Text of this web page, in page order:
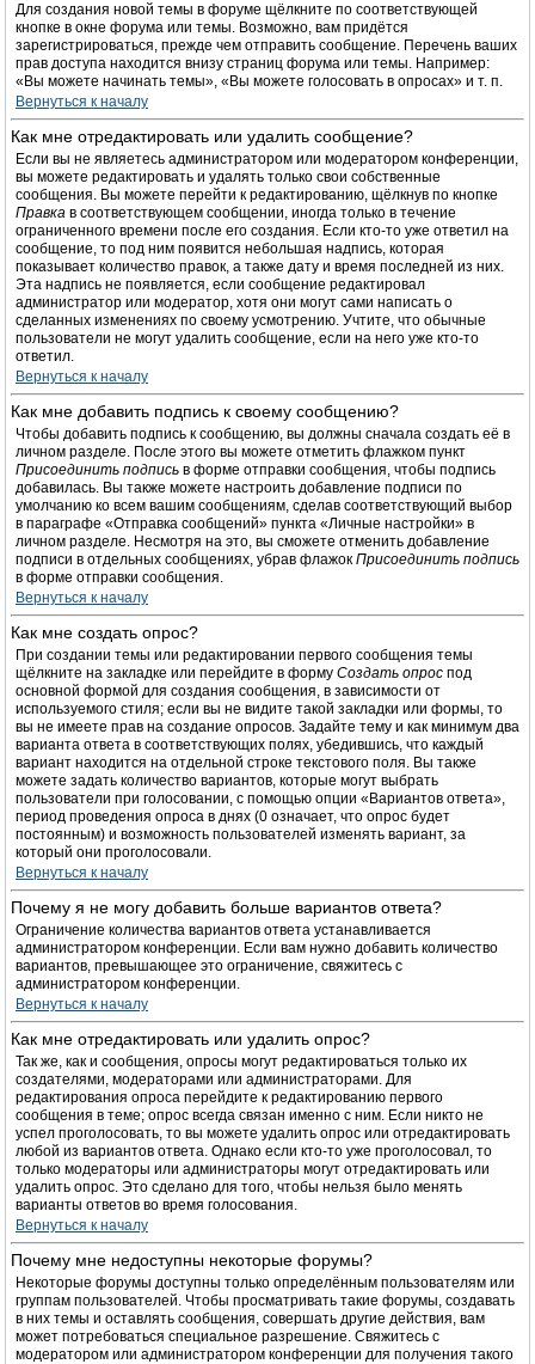
Для создания новой темы в форуме щёлкните по соответствующей
кнопке в окне форума или темы. Возможно, вам придётся
зарегистрироваться, прежде чем отправить сообщение. Перечень ваших
прав доступа находится внизу страниц форума или темы. Например:
«Вы можете начинать темы», «Вы можете голосовать в опросах» и т. п.
Вернуться к началу
Как мне отредактировать или удалить сообщение?
Если вы не являетесь администратором или модератором конференции,
вы можете редактировать и удалять только свои собственные
сообщения. Вы можете перейти к редактированию, щёлкнув по кнопке
Правка в соответствующем сообщении, иногда только в течение
ограниченного времени после его создания. Если кто-то уже ответил на
сообщение, то под ним появится небольшая надпись, которая
показывает количество правок, а также дату и время последней из них.
Эта надпись не появляется, если сообщение редактировал
администратор или модератор, хотя они могут сами написать о
сделанных изменениях по своему усмотрению. Учтите, что обычные
пользователи не могут удалить сообщение, если на него уже кто-то
ответил.
Вернуться к началу
Как мне добавить подпись к своему сообщению?
Чтобы добавить подпись к сообщению, вы должны сначала создать её в
личном разделе. После этого вы можете отметить флажком пункт
Присоединить подпись в форме отправки сообщения, чтобы подпись
добавилась. Вы также можете настроить добавление подписи по
умолчанию ко всем вашим сообщениям, сделав соответствующий выбор
в параграфе «Отправка сообщений» пункта «Личные настройки» в
личном разделе. Несмотря на это, вы сможете отменить добавление
подписи в отдельных сообщениях, убрав флажок Присоединить подпись
в форме отправки сообщения.
Вернуться к началу
Как мне создать опрос?
При создании темы или редактировании первого сообщения темы
щёлкните на закладке или перейдите в форму Создать опрос под
основной формой для создания сообщения, в зависимости от
используемого стиля; если вы не видите такой закладки или формы, то
вы не имеете прав на создание опросов. Задайте тему и как минимум два
варианта ответа в соответствующих полях, убедившись, что каждый
вариант находится на отдельной строке текстового поля. Вы также
можете задать количество вариантов, которые могут выбрать
пользователи при голосовании, с помощью опции «Вариантов ответа»,
период проведения опроса в днях (0 означает, что опрос будет
постоянным) и возможность пользователей изменять вариант, за
который они проголосовали.
Вернуться к началу
Почему я не могу добавить больше вариантов ответа?
Ограничение количества вариантов ответа устанавливается
администратором конференции. Если вам нужно добавить количество
вариантов, превышающее это ограничение, свяжитесь с
администратором конференции.
Вернуться к началу
Как мне отредактировать или удалить опрос?
Так же, как и сообщения, опросы могут редактироваться только их
создателями, модераторами или администраторами. Для
редактирования опроса перейдите к редактированию первого
сообщения в теме; опрос всегда связан именно с ним. Если никто не
успел проголосовать, то вы можете удалить опрос или отредактировать
любой из вариантов ответа. Однако если кто-то уже проголосовал, то
только модераторы или администраторы могут отредактировать или
удалить опрос. Это сделано для того, чтобы нельзя было менять
варианты ответов во время голосования.
Вернуться к началу
Почему мне недоступны некоторые форумы?
Некоторые форумы доступны только определённым пользователям или
группам пользователей. Чтобы просматривать такие форумы, создавать
в них темы и оставлять сообщения, совершать другие действия, вам
может потребоваться специальное разрешение. Свяжитесь с
модератором или администратором конференции для получения такого